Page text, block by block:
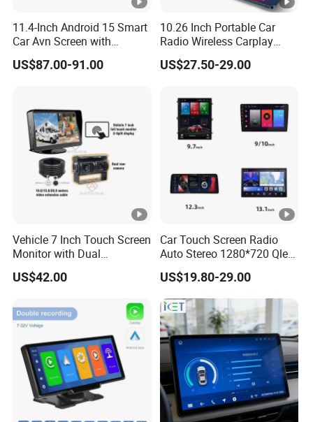
11.4-Inch Android 15 Smart
Car Avn Screen with
Android Auto & Carplay
US$87.00-91.00
10.26 Inch Portable Car
Radio Wireless Carplay
Screen Android Auto Touch
Screen Reverse Camera
US$27.50-29.00
Vehicle 7 Inch Touch Screen
Monitor with Dual
Ahd1080p Camera
US$42.00
Car Touch Screen Radio
Auto Stereo 1280*720 Qled
8 Core Car Radio Android
Universal Car DVD Player
US$19.80-29.00